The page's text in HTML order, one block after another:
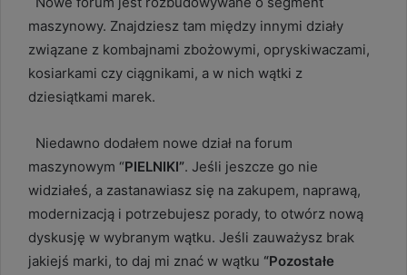
maszynowy. Znajdziesz tam między innymi działy
związane z kombajnami zbożowymi, opryskiwaczami,
kosiarkami czy ciągnikami, a w nich wątki z
dziesiątkami marek.
Niedawno dodałem nowe dział na forum
maszynowym “PIELNIKI”. Jeśli jeszcze go nie
widziałeś, a zastanawiasz się na zakupem, naprawą,
modernizacją i potrzebujesz porady, to otwórz nową
dyskusję w wybranym wątku. Jeśli zauważysz brak
jakiejś marki, to daj mi znać w wątku “Pozostałe